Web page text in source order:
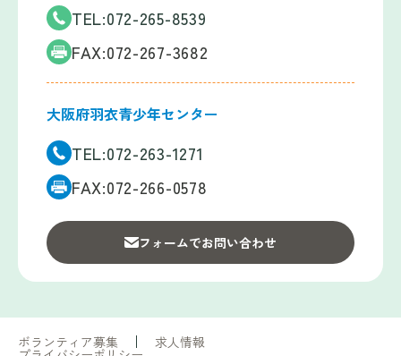
TEL:072-265-8539
FAX:072-267-3682
大阪府羽衣青少年センター
TEL:072-263-1271
FAX:072-266-0578
フォームでお問い合わせ
ボランティア募集 求人情報